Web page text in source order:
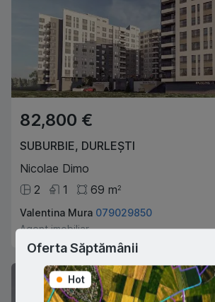
82,800 €
SUBURBIE, DURLEȘTI
Nicolae Dimo
2
1 69 m2
Valentina Mura 079029850
Agent imobiliar
Oferta Săptămânii
Hot